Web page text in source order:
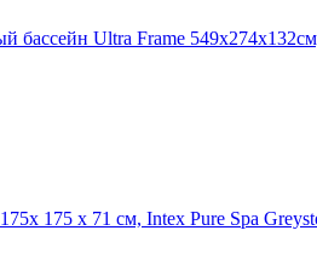
Ultra Frame
175 x 71 см, Intex Pure Spa